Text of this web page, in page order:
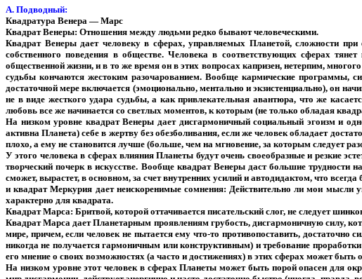
А. Подводный:
Квадратура Венера — Марс
Квадрат Венеры: Отношения между людьми редко бывают человеческими.
Квадрат Венеры дает человеку в сферах, управляемых Планетой, сложности
собственного поведения в обществе. Человека в соответствующих сферах
общественной жизни, и в то же время он в этих вопросах капризен, нетерпим,
судьбы кончаются жестоким разочарованием. Вообще кармические программы,
достаточной мере включается (эмоционально, ментально и экзистенциально), он
не в виде жесткого удара судьбы, а как привлекательная авантюра, что же
любовь все же начинается со светлых моментов, к которым (не только обладая
На низком уровне квадрат Венеры дает дисгармоничный социальный эгоизм и
активна Планета) себе в жертву без обезболивания, если же человек обладает
плохо, а ему не становится лучше (больше, чем на мгновение, за которым следует
У этого человека в сферах влияния Планеты будут очень своеобразные и резкие
творческий почерк в искусстве. Вообще квадрат Венеры даст большие трудности
сможет, вырастет, в основном, за счет внутренних усилий и автодидактом, что
и квадрат Меркурия дает неискоренимые сомнения: Действительно ли мои мысли
характерно для квадрата.
Квадрат Марса: Бритвой, которой оттачивается писательский слог, не следует
Квадрат Марса дает Планетарным проявлениям грубость, дисгармоничную силу,
мире, причем, если человек не пытается ему что-то противопоставить, достаточно
никогда не получается гармоничным или конструктивным) и требование
его мнение о своих возможностях (а часто и достижениях) в этих сферах может быть
На низком уровне этот человек в сферах Планеты может быть порой опасен для